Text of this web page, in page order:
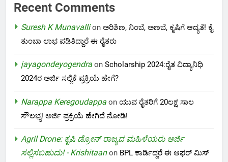
Recent Comments
Suresh K Munavallion ಅರಿಶಿಣ, ನಿಂಬೆ, ಅಣಬೆ, ಕೃಷಿಗೆ ಆದ್ಯತೆ! ಕೈ
ತುಂಬಾ ಲಾಭ ಪಡಿತಿದ್ದಾರೆ ಈ ರೈತರು
jayagondeyogendra on Scholarship 2024:ರೈತ ವಿದ್ಯಾನಿಧಿ
2024ರ ಅರ್ಜಿ ಸಲ್ಲಿಕೆ ಪ್ರಕ್ರಿಯೆ ಹೇಗೆ?
Narappa Keregoudappa on ಯುವ ರೈತರಿಗೆ 20ಲಕ್ಷ ಸಾಲ
ಸೌಲಭ್ಯ! ಅರ್ಜಿ ಪ್ರಕ್ರಿಯೆ ಹೇಗಿದೆ ನೋಡಿ!
Agril Drone: ಕೃಷಿ ಡ್ರೋನ್ ರಾಜ್ಯದ ಮಹಿಳೆಯರು ಅರ್ಜಿ
ಸಲ್ಲಿಸಬಹುದು! - Krishitaanon BPL ಕಾರ್ಡಿದ್ದರೆ ಈ ಆಫರ್ ಮಿಸ್